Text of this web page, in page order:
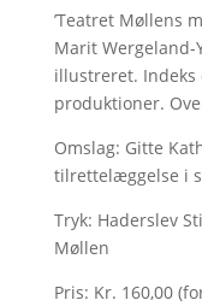
’Teatret Møllens
Marit Wergeland-
illustreret.
produktioner.
Omslag: Gitte
tilrettelæggelse i
Tryk: Haderslev
Møllen
Pris: Kr. 160,00